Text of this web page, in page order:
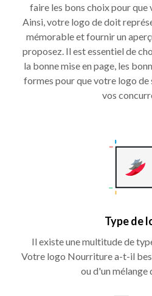
faire les bons choix pour
Ainsi, votre logo de doit
mémorable et fournir un
proposez. Il est essentiel de
la bonne mise en page, les
formes pour que votre logo de
vos
Type de
Il existe une multitude de
Votre logo Nourriture a-t-il
ou d'un mélange